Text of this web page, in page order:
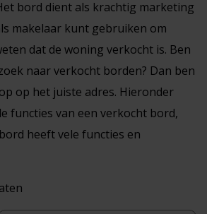
bord dient als krachtig marketing
makelaar kunt gebruiken om
dat de woning verkocht is. Ben
naar verkocht borden? Dan ben
op het juiste adres. Hieronder
functies van een verkocht bord,
heeft vele functies en
op